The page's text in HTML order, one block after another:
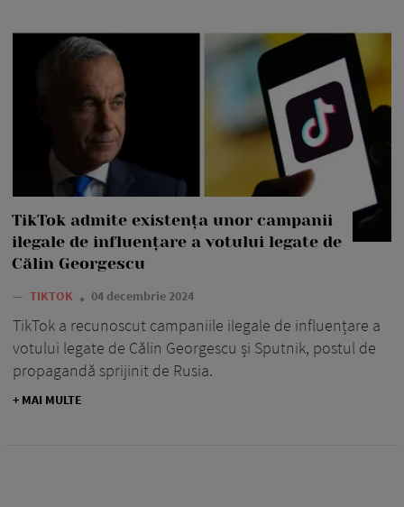
TikTok admite existența unor campanii
ilegale de influențare a votului legate de
Călin Georgescu
— TIKTOK 04 decembrie 2024
TikTok a recunoscut campaniile ilegale de influențare a
votului legate de Călin Georgescu și Sputnik, postul de
propagandă sprijinit de Rusia.
+ MAI MULTE